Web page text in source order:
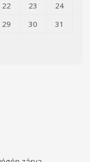
22 23
24
29 30 31